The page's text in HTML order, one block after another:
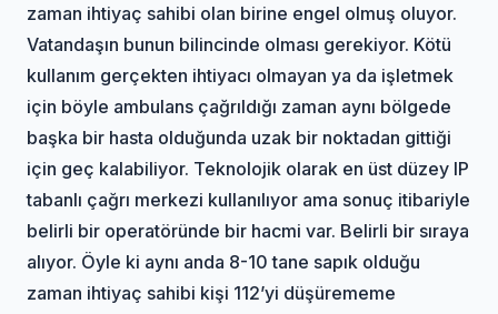
zaman ihtiyaç sahibi olan birine engel olmuş oluyor.
Vatandaşın bunun bilincinde olması gerekiyor. Kötü
kullanım gerçekten ihtiyacı olmayan ya da işletmek
için böyle ambulans çağrıldığı zaman aynı bölgede
başka bir hasta olduğunda uzak bir noktadan gittiği
için geç kalabiliyor. Teknolojik olarak en üst düzey IP
tabanlı çağrı merkezi kullanılıyor ama sonuç itibariyle
belirli bir operatöründe bir hacmi var. Belirli bir sıraya
alıyor. Öyle ki aynı anda 8-10 tane sapık olduğu
zaman ihtiyaç sahibi kişi 112’yi düşürememe